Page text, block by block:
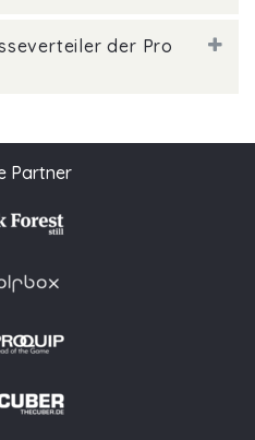
der Pro
Partner